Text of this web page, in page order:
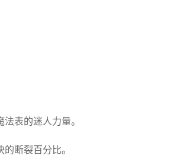
表的迷人力量。
断裂百分比。